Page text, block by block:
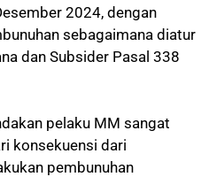
2024, dengan
sebagaimana diatur
dan Subsider Pasal 338
pelaku MM sangat
konsekuensi dari
pembunuhan